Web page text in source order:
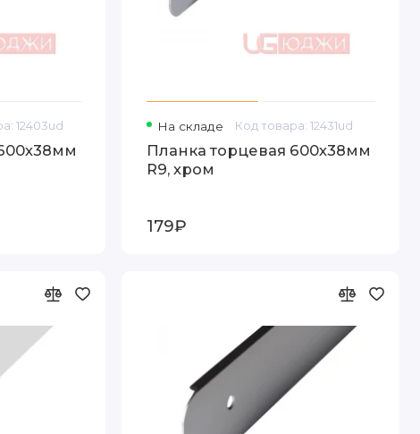
12403ud На складе Код товара: 12431ud
Планка торцевая 600х38мм
R9, хром
179₽